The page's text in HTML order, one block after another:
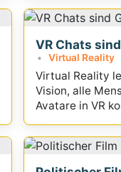
Überblick...
VR Chats
Virtual Reality
Virtual Reality
Vision, alle
Avatare in VR